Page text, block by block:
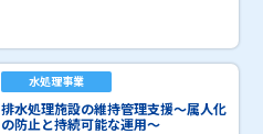
水処理事業
排水処理施設の維持管理支援～属人化
の防止と持続可能な運用～